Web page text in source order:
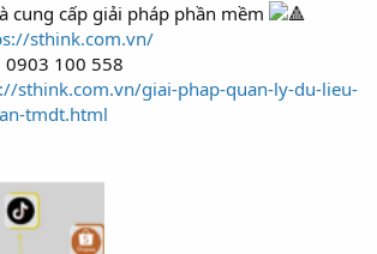
cung cấp giải pháp phần mềm
sthink.com.vn/
100 558
sthink.com.vn/giai-phap-quan-ly-du-lieu-
tmdt.html